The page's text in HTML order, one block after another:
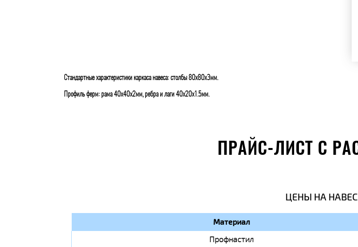
Стандартные характеристики каркаса навеса: столбы 80х80х3мм.
Профиль ферм: рама 40х40х2мм, ребра и лаги 40х20х1.5мм.
ПРАЙС-ЛИСТ С
ЦЕНЫ НА
Материал
Профнастил